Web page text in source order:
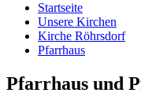
Startseite
Unsere Kirchen
Kirche Röhrsdorf
Pfarrhaus
Pfarrhaus und